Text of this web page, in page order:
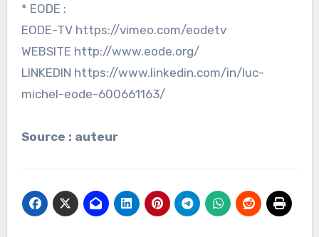
* EODE :
EODE-TV https://vimeo.com/eodetv
WEBSITE http://www.eode.org/
LINKEDIN https://www.linkedin.com/in/luc-
michel-eode-600661163/
Source : auteur